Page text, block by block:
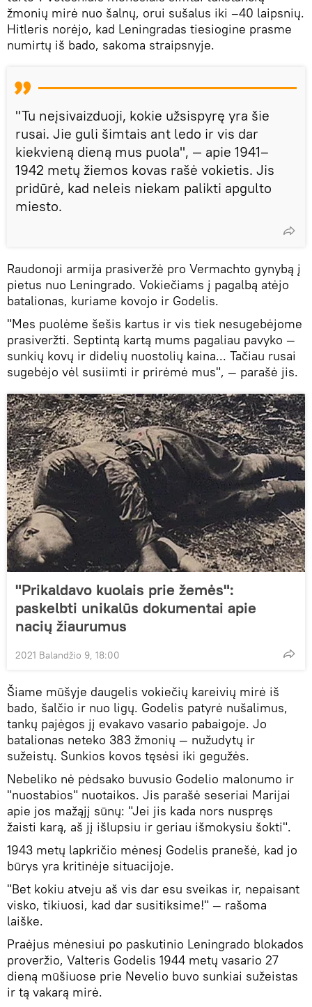
žmonių mirė nuo šalnų, orui sušalus iki –40 laipsnių.
Hitleris norėjo, kad Leningradas tiesiogine prasme
numirtų iš bado, sakoma straipsnyje.
"Tu neįsivaizduoji, kokie užsispyrę yra šie
rusai. Jie guli šimtais ant ledo ir vis dar
kiekvieną dieną mus puola", — apie 1941–
1942 metų žiemos kovas rašė vokietis. Jis
pridūrė, kad neleis niekam palikti apgulto
miesto.
Raudonoji armija prasiveržė pro Vermachto gynybą į
pietus nuo Leningrado. Vokiečiams į pagalbą atėjo
batalionas, kuriame kovojo ir Godelis.
"Mes puolėme šešis kartus ir vis tiek nesugebėjome
prasiveržti. Septintą kartą mums pagaliau pavyko —
sunkių kovų ir didelių nuostolių kaina... Tačiau rusai
sugebėjo vėl susiimti ir prirėmė mus", — parašė jis.
"Prikaldavo kuolais prie žemės":
paskelbti unikalūs dokumentai apie
nacių žiaurumus
2021 Balandžio 9, 18:00
Šiame mūšyje daugelis vokiečių kareivių mirė iš
bado, šalčio ir nuo ligų. Godelis patyrė nušalimus,
tankų pajėgos jį evakavo vasario pabaigoje. Jo
batalionas neteko 383 žmonių — nužudytų ir
sužeistų. Sunkios kovos tęsėsi iki gegužės.
Nebeliko nė pėdsako buvusio Godelio malonumo ir
"nuostabios" nuotaikos. Jis parašė seseriai Marijai
apie jos mažąjį sūnų: "Jei jis kada nors nuspręs
žaisti karą, aš jį išlupsiu ir geriau išmokysiu šokti".
1943 metų lapkričio mėnesį Godelis pranešė, kad jo
būrys yra kritinėje situacijoje.
"Bet kokiu atveju aš vis dar esu sveikas ir, nepaisant
visko, tikiuosi, kad dar susitiksime!" — rašoma
laiške.
Praėjus mėnesiui po paskutinio Leningrado blokados
proveržio, Valteris Godelis 1944 metų vasario 27
dieną mūšiuose prie Nevelio buvo sunkiai sužeistas
ir tą vakarą mirė.